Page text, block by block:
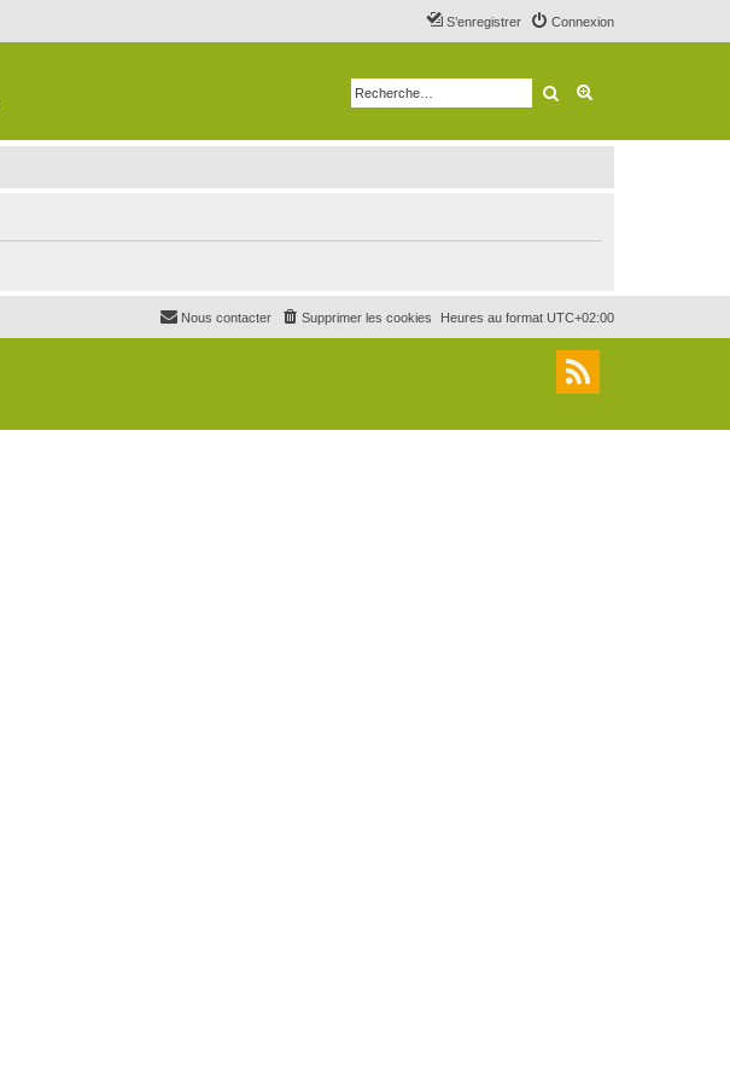
Connexion
S’enregistrer
Rechercher
Heures au format UTC+02:00
Supprimer les cookies
Nous contacter